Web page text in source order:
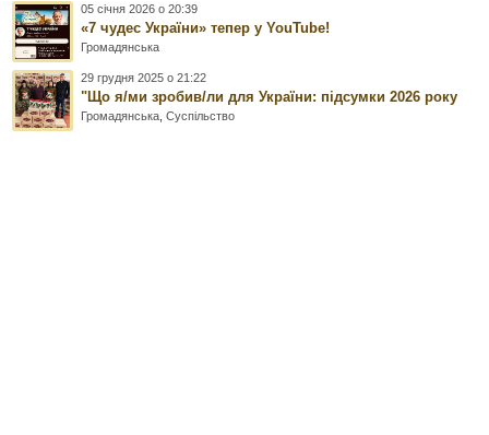
05 січня 2026 о 20:39
«7 чудес України» тепер у YouTube!
Громадянська
29 грудня 2025 о 21:22
"Що я/ми зробив/ли для України: підсумки 2026 року
Громадянська ,Суспільство